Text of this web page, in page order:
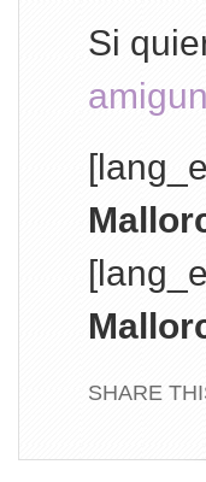
Si
SHARE